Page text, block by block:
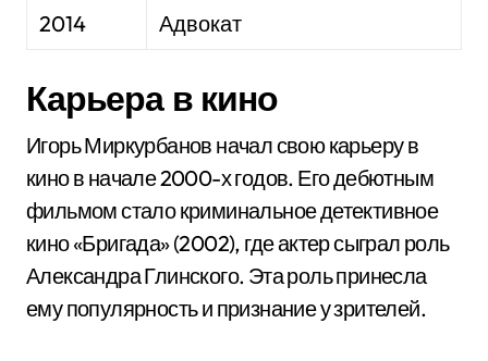
2014
Адвокат
Карьера в кино
Игорь Миркурбанов начал свою карьеру в
кино в начале 2000-х годов. Его дебютным
фильмом стало криминальное детективное
кино «Бригада» (2002), где актер сыграл роль
Александра Глинского. Эта роль принесла
ему популярность и признание у зрителей.